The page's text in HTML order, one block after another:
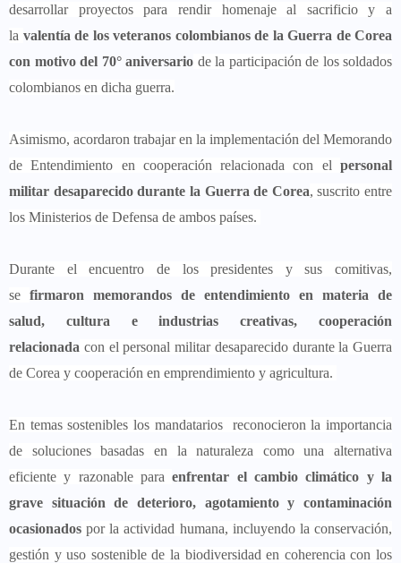
desarrollar proyectos para rendir homenaje al sacrificio y a
la valentía de los veteranos colombianos de la Guerra de Corea
con motivo del 70° aniversario de la participación de los soldados
colombianos en dicha guerra.
Asimismo, acordaron trabajar en la implementación del Memorando
de Entendimiento en cooperación relacionada con el personal
militar desaparecido durante la Guerra de Corea, suscrito entre
los Ministerios de Defensa de ambos países.
Durante el encuentro de los presidentes y sus comitivas,
se firmaron memorandos de entendimiento en materia de
salud, cultura e industrias creativas, cooperación
relacionada con el personal militar desaparecido durante la Guerra
de Corea y cooperación en emprendimiento y agricultura.
En temas sostenibles los mandatarios reconocieron la importancia
de soluciones basadas en la naturaleza como una alternativa
eficiente y razonable paraenfrentar el cambio climático y la
grave situación de deterioro, agotamiento y contaminación
ocasionados por la actividad humana, incluyendo la conservación,
gestión y uso sostenible de la biodiversidad en coherencia con los